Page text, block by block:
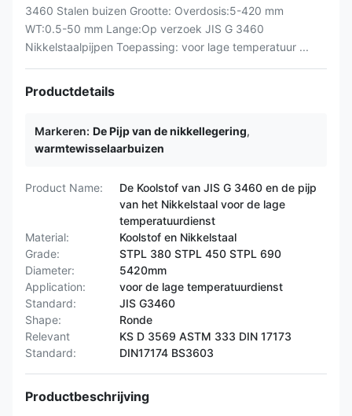
3460 Stalen buizen Grootte: Overdosis:5-420 mm
WT:0.5-50 mm Lange:Op verzoek JIS G 3460
Nikkelstaalpijpen Toepassing: voor lage temperatuur ...
Productdetails
Markeren: De Pijp van de nikkellegering,
warmtewisselaarbuizen
Product Name:
De Koolstof van JIS G 3460 en de pijp
van het Nikkelstaal voor de lage
temperatuurdienst
Material:
Koolstof en Nikkelstaal
Grade:
STPL 380 STPL 450 STPL 690
Diameter:
5420mm
Application:
voor de lage temperatuurdienst
Standard:
JIS G3460
Shape:
Ronde
Relevant
Standard:
KS D 3569 ASTM 333 DIN 17173
DIN17174 BS3603
Productbeschrijving